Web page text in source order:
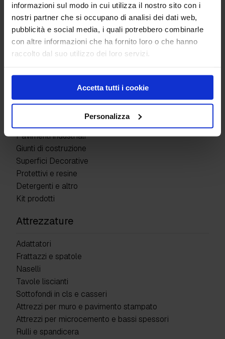
informazioni sul modo in cui utilizza il nostro sito con i
nostri partner che si occupano di analisi dei dati web,
pubblicità e social media, i quali potrebbero combinarle
con altre informazioni che ha fornito loro o che hanno
raccolto dal suo utilizzo dei loro servizi.
Accetta tutti i cookie
Personalizza
Pavimenti industriali
Giunti di costruzione
Superfici Decorative
Protettivi e resine
Detergenti e altro
Kit prodotti
Attrezzature
Adattatori
Frattazzi e spatole
Naselli
Tavole liscianti
Sottofondi in cls e casseri
Attrezzi per muro e pavimento stampato
Attrezzi per microcemento e bassi spessori
Rulli e spandicera
Richiedi informazioni